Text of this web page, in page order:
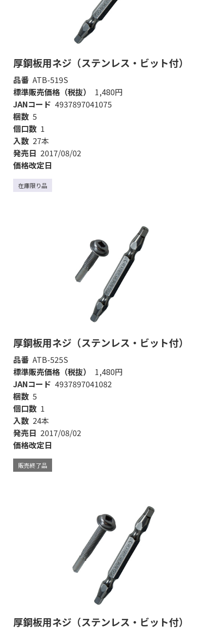
厚鋼板用ネジ（ステンレス・ビット付）
品番 ATB-519S
標準販売価格（税抜）
1,480円
JANコード 4937897041075
梱数 5
個口数 1
入数 27本
発売日 2017/08/02
価格改定日
在庫限り品
厚鋼板用ネジ（ステンレス・ビット付）
品番 ATB-525S
標準販売価格（税抜）
1,480円
JANコード 4937897041082
梱数 5
個口数 1
入数 24本
発売日 2017/08/02
価格改定日
販売終了品
厚鋼板用ネジ（ステンレス・ビット付）